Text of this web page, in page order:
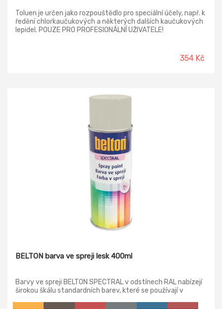
Toluen je určen jako rozpouštědlo pro speciální účely, např. k
ředění chlorkaučukových a některých dalších kaučukových
lepidel. POUZE PRO PROFESIONÁLNÍ UŽIVATELE!
354 Kč
BELTON barva ve spreji lesk 400ml
Barvy ve spreji BELTON SPECTRAL v odstínech RAL nabízejí
širokou škálu standardních barev, které se používají v